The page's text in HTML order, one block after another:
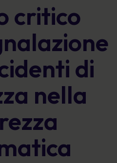
critico
di
nella